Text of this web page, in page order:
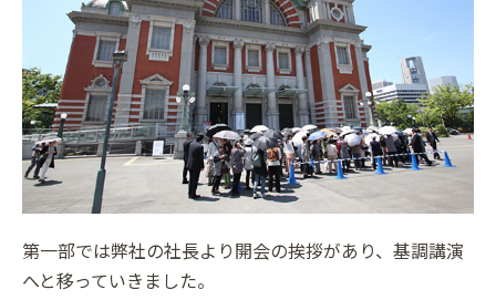
第一部では弊社の社長より開会の挨拶があり、基調講演
へと移っていきました。